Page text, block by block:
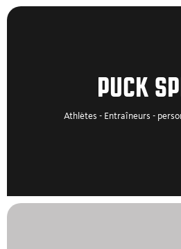
PUCK
Athlètes - Entraîneurs -